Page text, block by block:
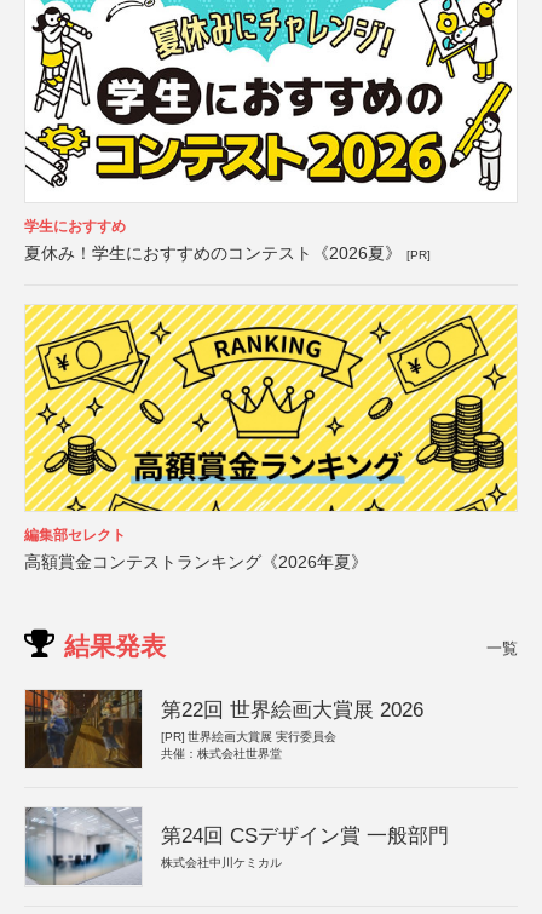
学生におすすめ
夏休み！学生におすすめのコンテスト《2026夏》 [PR]
編集部セレクト
高額賞金コンテストランキング《2026年夏》
結果発表 一覧
第22回 世界絵画大賞展 2026
[PR] 世界絵画大賞展 実行委員会
共催：株式会社世界堂
第24回 CSデザイン賞 一般部門
株式会社中川ケミカル